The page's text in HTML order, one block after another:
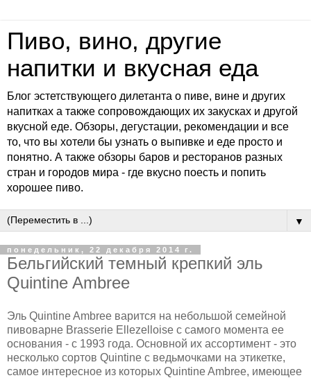
Пиво, вино, другие
напитки и вкусная еда
Блог эстетствующего дилетанта о пиве, вине и других
напитках а также сопровождающих их закусках и другой
вкусной еде. Обзоры, дегустации, рекомендации и все
то, что вы хотели бы узнать о выпивке и еде просто и
понятно. А также обзоры баров и ресторанов разных
стран и городов мира - где вкусно поесть и попить
хорошее пиво.
▼
понедельник, 22 декабря 2014 г.
Бельгийский темный крепкий эль
Quintine Ambree
Эль Quintine Ambree варится на небольшой семейной
пивоварне Brasserie Ellezelloise с самого момента ее
основания - с 1993 года. Основной их ассортимент - это
несколько сортов Quintine с ведьмочками на этикетке,
самое интересное из которых Quintine Ambree, имеющее